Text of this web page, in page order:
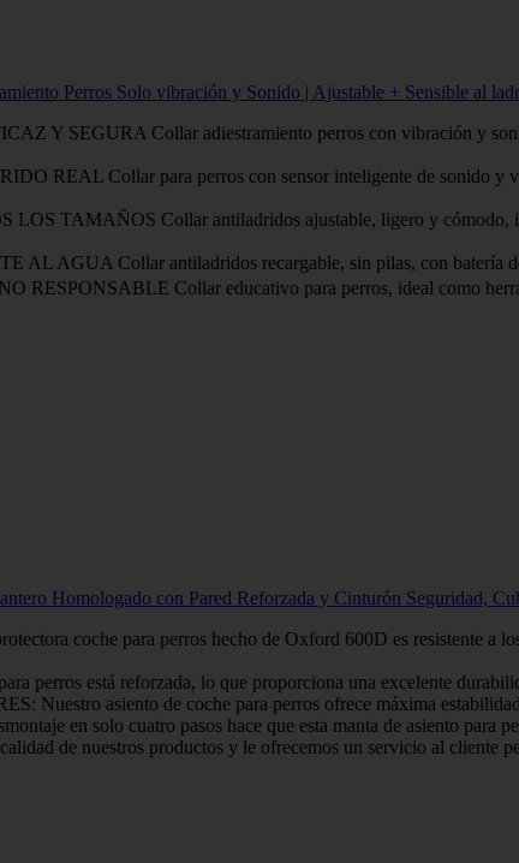
Perros Solo vibración y Sonido | Ajustable + Sensible al
Y SEGURA Collar adiestramiento perros con vibración y
REAL Collar para perros con sensor inteligente de sonido y
TAMAÑOS Collar antiladridos ajustable, ligero y cómodo,
AGUA Collar antiladridos recargable, sin pilas, con batería
Collar educativo para perros, ideal como
Homologado con Pared Reforzada y Cinturón Seguridad,
coche para perros hecho de Oxford 600D es resistente a
perros está reforzada, lo que proporciona una excelente
asiento de coche para perros ofrece máxima estabilidad
en solo cuatro pasos hace que esta manta de asiento para
de nuestros productos y le ofrecemos un servicio al cliente